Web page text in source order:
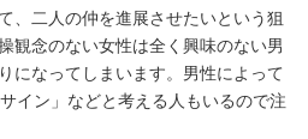
、二人の仲を進展させたいという狙
観念のない女性は全く興味のない男
になってしまいます。男性によって
イン」などと考える人もいるので注